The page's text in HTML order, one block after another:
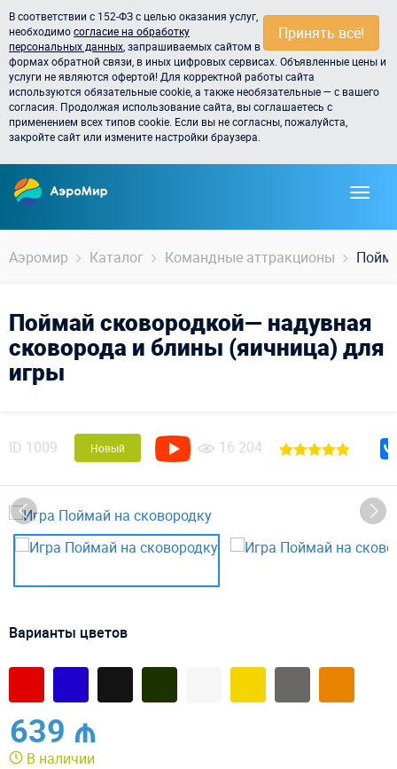
Принять всё!
В соответствии с 152-ФЗ с целью оказания услуг,
необходимосогласие на обработку
персональных данных , запрашиваемых сайтом в
формах обратной связи, в иных цифровых сервисах. Объявленные цены и
услуги не являются офертой! Для корректной работы сайта
используются обязательные cookie, а также необязательные — с вашего
согласия. Продолжая использование сайта, вы соглашаетесь с
применением всех типов cookie. Если вы не согласны, пожалуйста,
закройте сайт или измените настройки браузера.
Аэромир Каталог Командные аттракционы
Поймай сковородкой— надувная
сковорода и блины (яичница) для
игры
ID 1009 Новый 16 204
Варианты цветов
639 ₼
В наличии